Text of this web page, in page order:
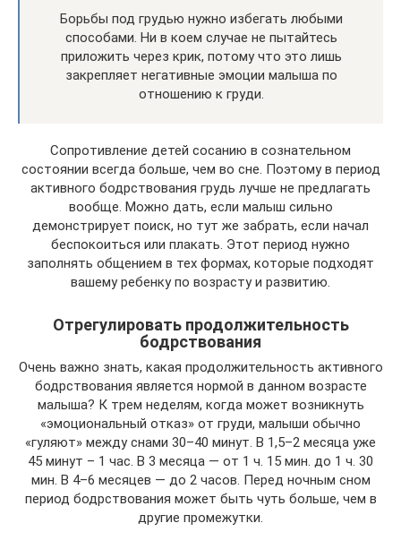
Борьбы под грудью нужно избегать любыми
способами. Ни в коем случае не пытайтесь
приложить через крик, потому что это лишь
закрепляет негативные эмоции малыша по
отношению к груди.
Сопротивление детей сосанию в сознательном
состоянии всегда больше, чем во сне. Поэтому в период
активного бодрствования грудь лучше не предлагать
вообще. Можно дать, если малыш сильно
демонстрирует поиск, но тут же забрать, если начал
беспокоиться или плакать. Этот период нужно
заполнять общением в тех формах, которые подходят
вашему ребенку по возрасту и развитию.
Отрегулировать продолжительность
бодрствования
Очень важно знать, какая продолжительность активного
бодрствования является нормой в данном возрасте
малыша? К трем неделям, когда может возникнуть
«эмоциональный отказ» от груди, малыши обычно
«гуляют» между снами 30–40 минут. В 1,5–2 месяца уже
45 минут – 1 час. В 3 месяца — от 1 ч. 15 мин. до 1 ч. 30
мин. В 4–6 месяцев — до 2 часов. Перед ночным сном
период бодрствования может быть чуть больше, чем в
другие промежутки.